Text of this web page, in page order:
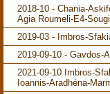
2018-10 - Chania-
Agia Roumeli-E4-
2019-03 - Imbros-
2019-09-10 - Gavdos-
2021-09-10 Imbros-
Ioannis-Aradhéna-